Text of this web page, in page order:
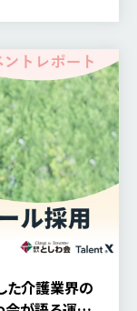
な概念です。
た介護業界の